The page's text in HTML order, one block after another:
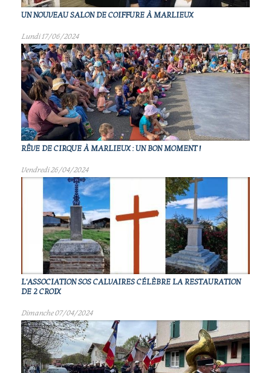
UN NOUVEAU SALON DE COIFFURE À MARLIEUX
Lundi 17/06/2024
RÊVE DE CIRQUE À MARLIEUX : UN BON MOMENT !
Vendredi 26/04/2024
L'ASSOCIATION SOS CALVAIRES CÉLÈBRE LA RESTAURATION
DE 2 CROIX
Dimanche 07/04/2024